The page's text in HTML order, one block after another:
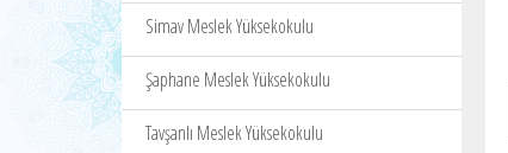
Simav Meslek Yüksekokulu
Şaphane Meslek Yüksekokulu
Tavşanlı Meslek Yüksekokulu